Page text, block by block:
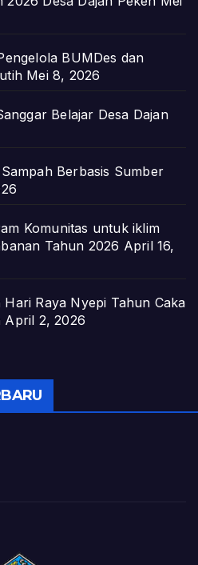
BUMDes dan
Mei 8, 2026
Belajar Desa Dajan
Berbasis Sumber
Komunitas untuk iklim
Tahun 2026 April 16,
Raya Nyepi Tahun Caka
April 2, 2026